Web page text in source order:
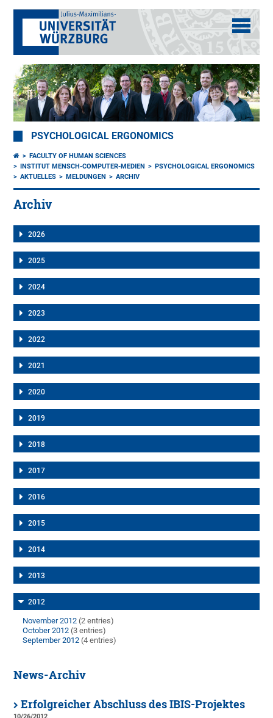
PSYCHOLOGICAL ERGONOMICS
FACULTY OF HUMAN SCIENCES
INSTITUT MENSCH-COMPUTER-MEDIEN
PSYCHOLOGICAL ERGONOMICS
AKTUELLES
MELDUNGEN ARCHIV
Archiv
2026
2025
2024
2023
2022
2021
2020
2019
2018
2017
2016
2015
2014
2013
2012
November 2012 (2 entries)
October 2012 (3 entries)
September 2012 (4 entries)
News-Archiv
Erfolgreicher Abschluss des IBIS-Projektes